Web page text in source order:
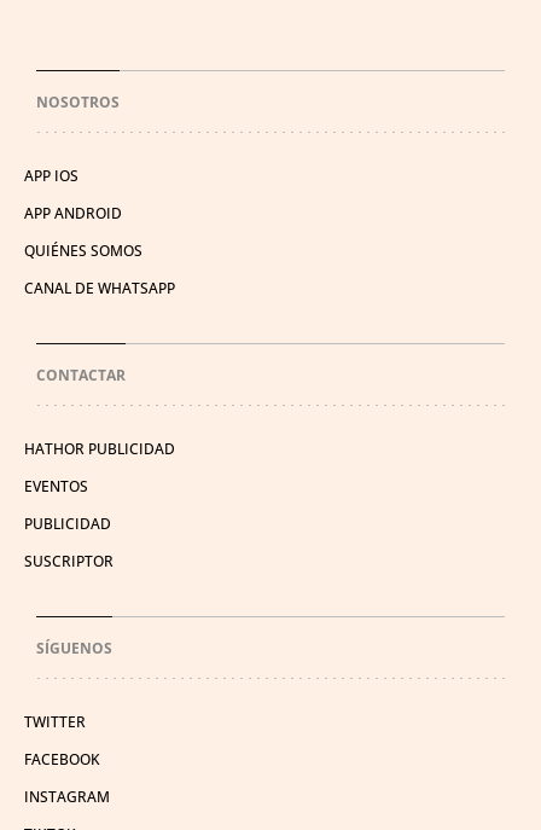
NOSOTROS
APP IOS
APP ANDROID
QUIÉNES SOMOS
CANAL DE WHATSAPP
CONTACTAR
HATHOR PUBLICIDAD
EVENTOS
PUBLICIDAD
SUSCRIPTOR
SÍGUENOS
TWITTER
FACEBOOK
INSTAGRAM